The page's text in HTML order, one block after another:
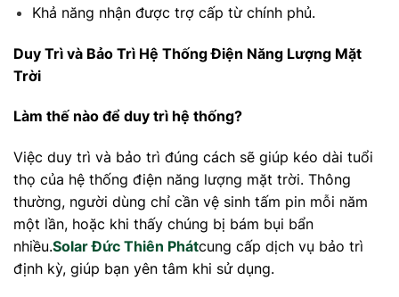
Khả năng nhận được trợ cấp từ chính phủ.
Duy Trì và Bảo Trì Hệ Thống Điện Năng Lượng Mặt
Trời
Làm thế nào để duy trì hệ thống?
Việc duy trì và bảo trì đúng cách sẽ giúp kéo dài tuổi
thọ của hệ thống điện năng lượng mặt trời. Thông
thường, người dùng chỉ cần vệ sinh tấm pin mỗi năm
một lần, hoặc khi thấy chúng bị bám bụi bẩn
nhiều.Solar Đức Thiên Phátcung cấp dịch vụ bảo trì
định kỳ, giúp bạn yên tâm khi sử dụng.